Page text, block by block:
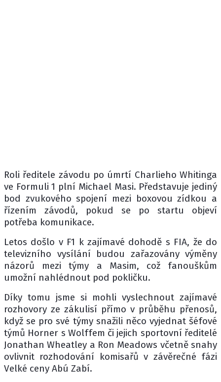
Roli ředitele závodu po úmrtí Charlieho Whitinga
ve Formuli 1 plní Michael Masi. Představuje jediný
bod zvukového spojení mezi boxovou zídkou a
řízením závodů, pokud se po startu objeví
potřeba komunikace.
Letos došlo v F1 k zajímavé dohodě s FIA, že do
televizního vysílání budou zařazovány výměny
názorů mezi týmy a Masim, což fanouškům
umožní nahlédnout pod pokličku.
Díky tomu jsme si mohli vyslechnout zajímavé
rozhovory ze zákulisí přímo v průběhu přenosů,
když se pro své týmy snažili něco vyjednat šéfové
týmů Horner s Wolffem či jejich sportovní ředitelé
Jonathan Wheatley a Ron Meadows včetně snahy
ovlivnit rozhodování komisařů v závěrečné fázi
Velké ceny Abú Zabí.